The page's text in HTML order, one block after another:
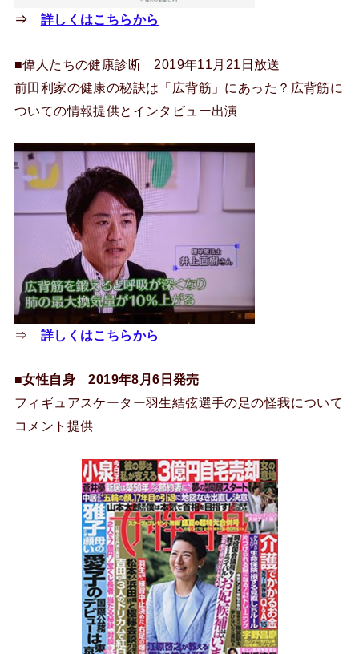
⇒ 詳しくはこちらから
■偉人たちの健康診断 2019年11月21日放送
前田利家の健康の秘訣は「広背筋」にあった？広背筋に
ついての情報提供とインタビュー出演
⇒ 詳しくはこちらから
■女性自身 2019年8月6日発売
フィギュアスケーター羽生結弦選手の足の怪我について
コメント提供